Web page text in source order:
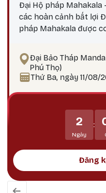
Đại Hộ pháp Mahakala
các hoàn cảnh bất lợi
pháp Mahakala được
lực, trí tuệ và các công
chư Phật. Mahakala là
mãnh và tràn đầy thần
thoái, tiêu trừ các thế
với Phật pháp và, dẫn
họ tránh khỏi tất cả
Đại Bảo Tháp
Phú Thọ)
Thứ Ba, ngày 11/08/
2
Ngày
:
Đăng